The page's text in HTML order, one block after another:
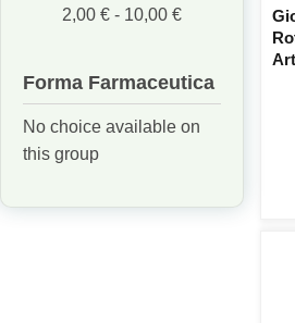
2,00 € - 10,00 €
Forma Farmaceutica
No choice available on
this group